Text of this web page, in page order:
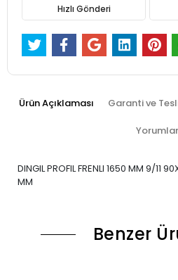
Hızlı Gönderi
Ürün Açıklaması Garanti ve
Yorumlar
DINGIL PROFIL FRENLI 1650 MM 9/11
MM
Benzer